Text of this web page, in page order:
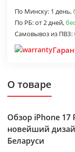
По Минску: 1 день,
По РБ:от 2 дней,
Самовывоз из ПВЗ:
О товаре
Обзор iPhone 17
новейший
Беларуси